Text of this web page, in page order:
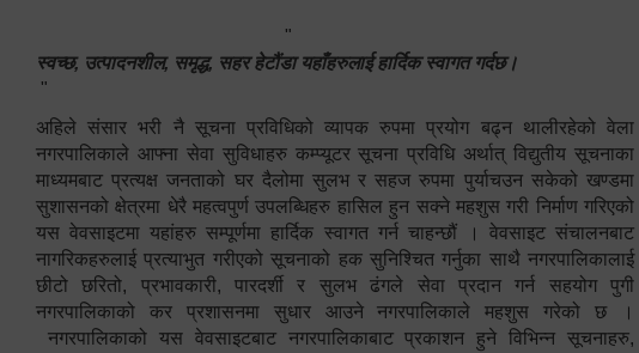
"
स्वच्छ, उत्पादनशील, समृद्ध, सहर हेटौंडा यहाँहरुलाई हार्दिक स्वागत गर्दछ।
"
अहिले संसार भरी नै सूचना प्रविधिको व्यापक रुपमा प्रयोग बढ्न थालीरहेको वेला
नगरपालिकाले आफ्ना सेवा सुविधाहरु कम्प्यूटर सूचना प्रविधि अर्थात् विद्युतीय सूचनाका
माध्यमबाट प्रत्यक्ष जनताको घर दैलोमा सुलभ र सहज रुपमा पुर्याचउन सकेको खण्डमा
सुशासनको क्षेत्रमा धेरै महत्वपुर्ण उपलब्धिहरु हासिल हुन सक्ने महशुस गरी निर्माण गरिएको
यस वेवसाइटमा यहांहरु सम्पूर्णमा हार्दिक स्वागत गर्न चाहन्छौं । वेवसाइट संचालनबाट
नागरिकहरुलाई प्रत्याभुत गरीएको सूचनाको हक सुनिश्चित गर्नुका साथै नगरपालिकालाई
छीटो छरितो, प्रभावकारी, पारदर्शी र सुलभ ढंगले सेवा प्रदान गर्न सहयोग पुगी
नगरपालिकाको कर प्रशासनमा सुधार आउने नगरपालिकाले महशुस गरेको छ ।
नगरपालिकाको यस वेवसाइटबाट नगरपालिकाबाट प्रकाशन हुने विभिन्न सूचनाहरु,